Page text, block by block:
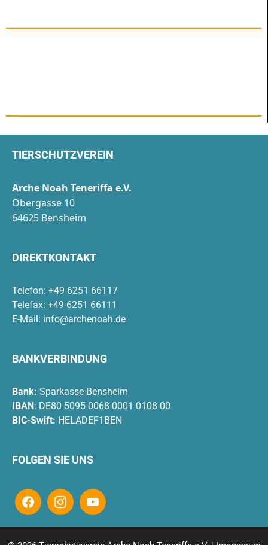
TIERSCHUTZVEREIN
Arche Noah Teneriffa e.V.
Obergasse 10
64625 Bensheim
DIREKTKONTAKT
Telefon: +49 6251 66117
Telefax: +49 6251 66111
E-Mail: info@archenoah.de
BANKVERBINDUNG
Bank: Sparkasse Bensheim
IBAN: DE80 5095 0068 0001 0108 00
BIC-Swift: HELADEF1BEN
FOLGEN SIE UNS